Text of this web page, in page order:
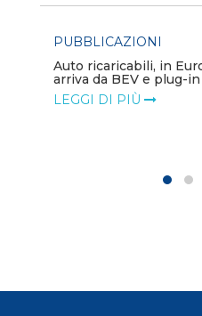
PUBBLICAZIONI
Auto ricaricabili, in
arriva da BEV e plug-in
LEGGI DI PIÙ